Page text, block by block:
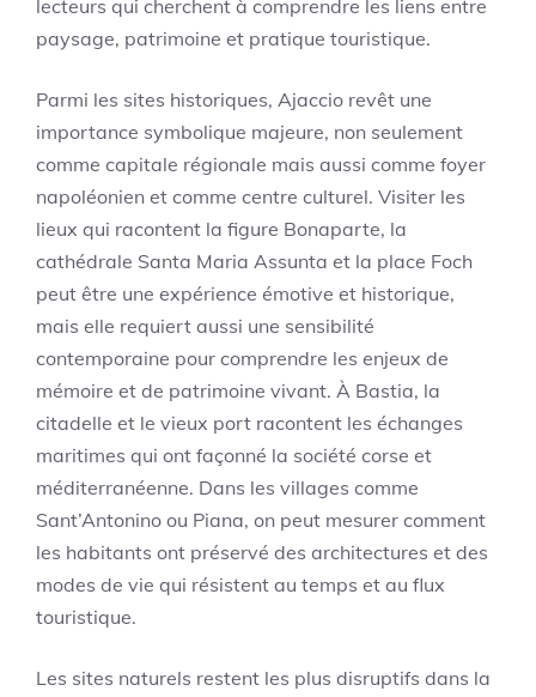
lecteurs qui cherchent à comprendre les liens entre
paysage, patrimoine et pratique touristique.
Parmi les sites historiques, Ajaccio revêt une
importance symbolique majeure, non seulement
comme capitale régionale mais aussi comme foyer
napoléonien et comme centre culturel. Visiter les
lieux qui racontent la figure Bonaparte, la
cathédrale Santa Maria Assunta et la place Foch
peut être une expérience émotive et historique,
mais elle requiert aussi une sensibilité
contemporaine pour comprendre les enjeux de
mémoire et de patrimoine vivant. À Bastia, la
citadelle et le vieux port racontent les échanges
maritimes qui ont façonné la société corse et
méditerranéenne. Dans les villages comme
Sant’Antonino ou Piana, on peut mesurer comment
les habitants ont préservé des architectures et des
modes de vie qui résistent au temps et au flux
touristique.
Les sites naturels restent les plus disruptifs dans la